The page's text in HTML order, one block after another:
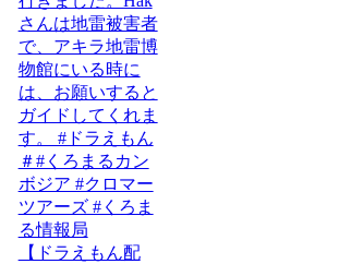
【ドラえもん配